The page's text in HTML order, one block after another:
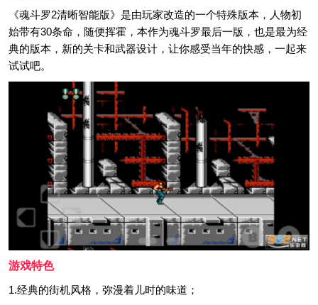
《魂斗罗2清晰智能版》是由玩家改造的一个特殊版本，人物初
始带有30条命，随便挥霍，本作为魂斗罗最后一版，也是最为经
典的版本，新的关卡和武器设计，让你感受当年的快感，一起来
试试吧。
游戏特色
1.经典的街机风格，弥漫着儿时的味道；